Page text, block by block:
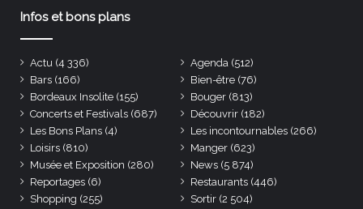
Infos et bons plans
Actu (4 336) Agenda (512)
Bars (166) Bien-être (76)
Bordeaux Insolite (155) Bouger (813)
Concerts et Festivals (687) Découvrir (182)
Les Bons Plans (4) Les incontournables (266)
Loisirs (810) Manger (623)
Musée et Exposition (280) News (5 874)
Reportages (6) Restaurants (446)
Shopping (255) Sortir (2 504)